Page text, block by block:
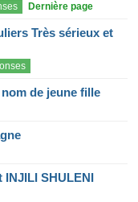
Dernière page
Très sérieux et
de jeune fille
SHULENI